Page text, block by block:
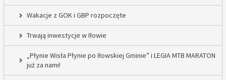
Wakacje z GOK i GBP rozpoczęte
Trwają inwestycje w Iłowie
„Płynie Wisła Płynie po Iłowskiej Gminie” i LEGIA MTB MARATON
już za nami!